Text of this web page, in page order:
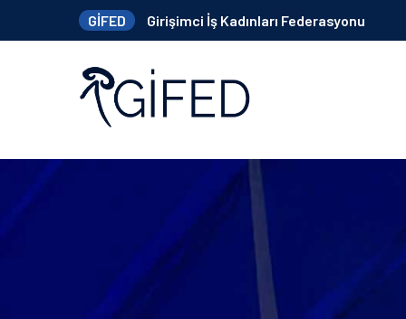
GİFED Girişimci İş Kadınları Federasyonu